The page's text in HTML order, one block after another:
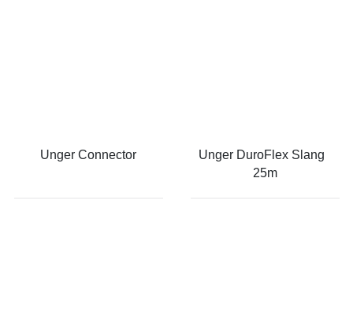
Unger Connector
Unger DuroFlex Slang
25m